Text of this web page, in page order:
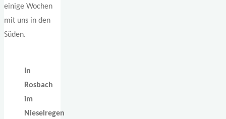
einige Wochen
mit uns in den
Süden.
In
Rosbach
im
Nieselregen